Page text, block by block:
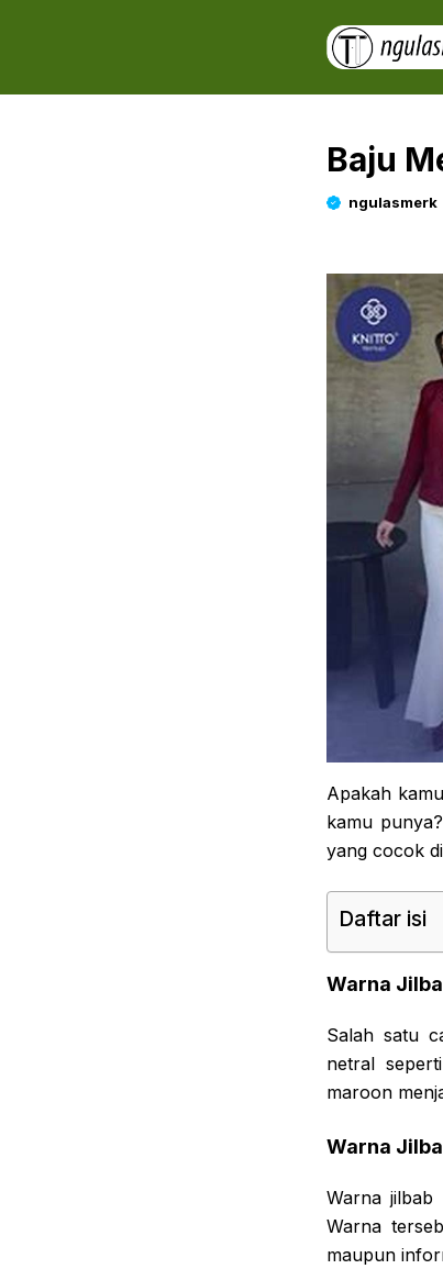
Baju
ngulasmerk
Apakah
kamu
yang cocok
Daftar isi
Warna
Salah satu
netral
maroon
Warna
Warna jilbab
Warna
maupun